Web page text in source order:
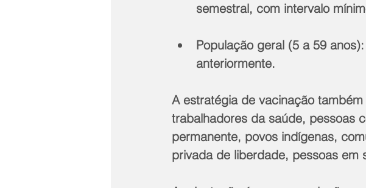
semestral, com intervalo
População geral (5 a 59
anteriormente.
A estratégia de vacinação
trabalhadores da saúde, pessoas
permanente, povos indígenas,
privada de liberdade, pessoas em